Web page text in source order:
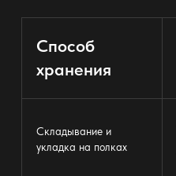
Способ
хранения
Складывание и
укладка на полках